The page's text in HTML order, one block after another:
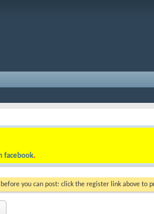
facebook.
before you can post: click the register link above to